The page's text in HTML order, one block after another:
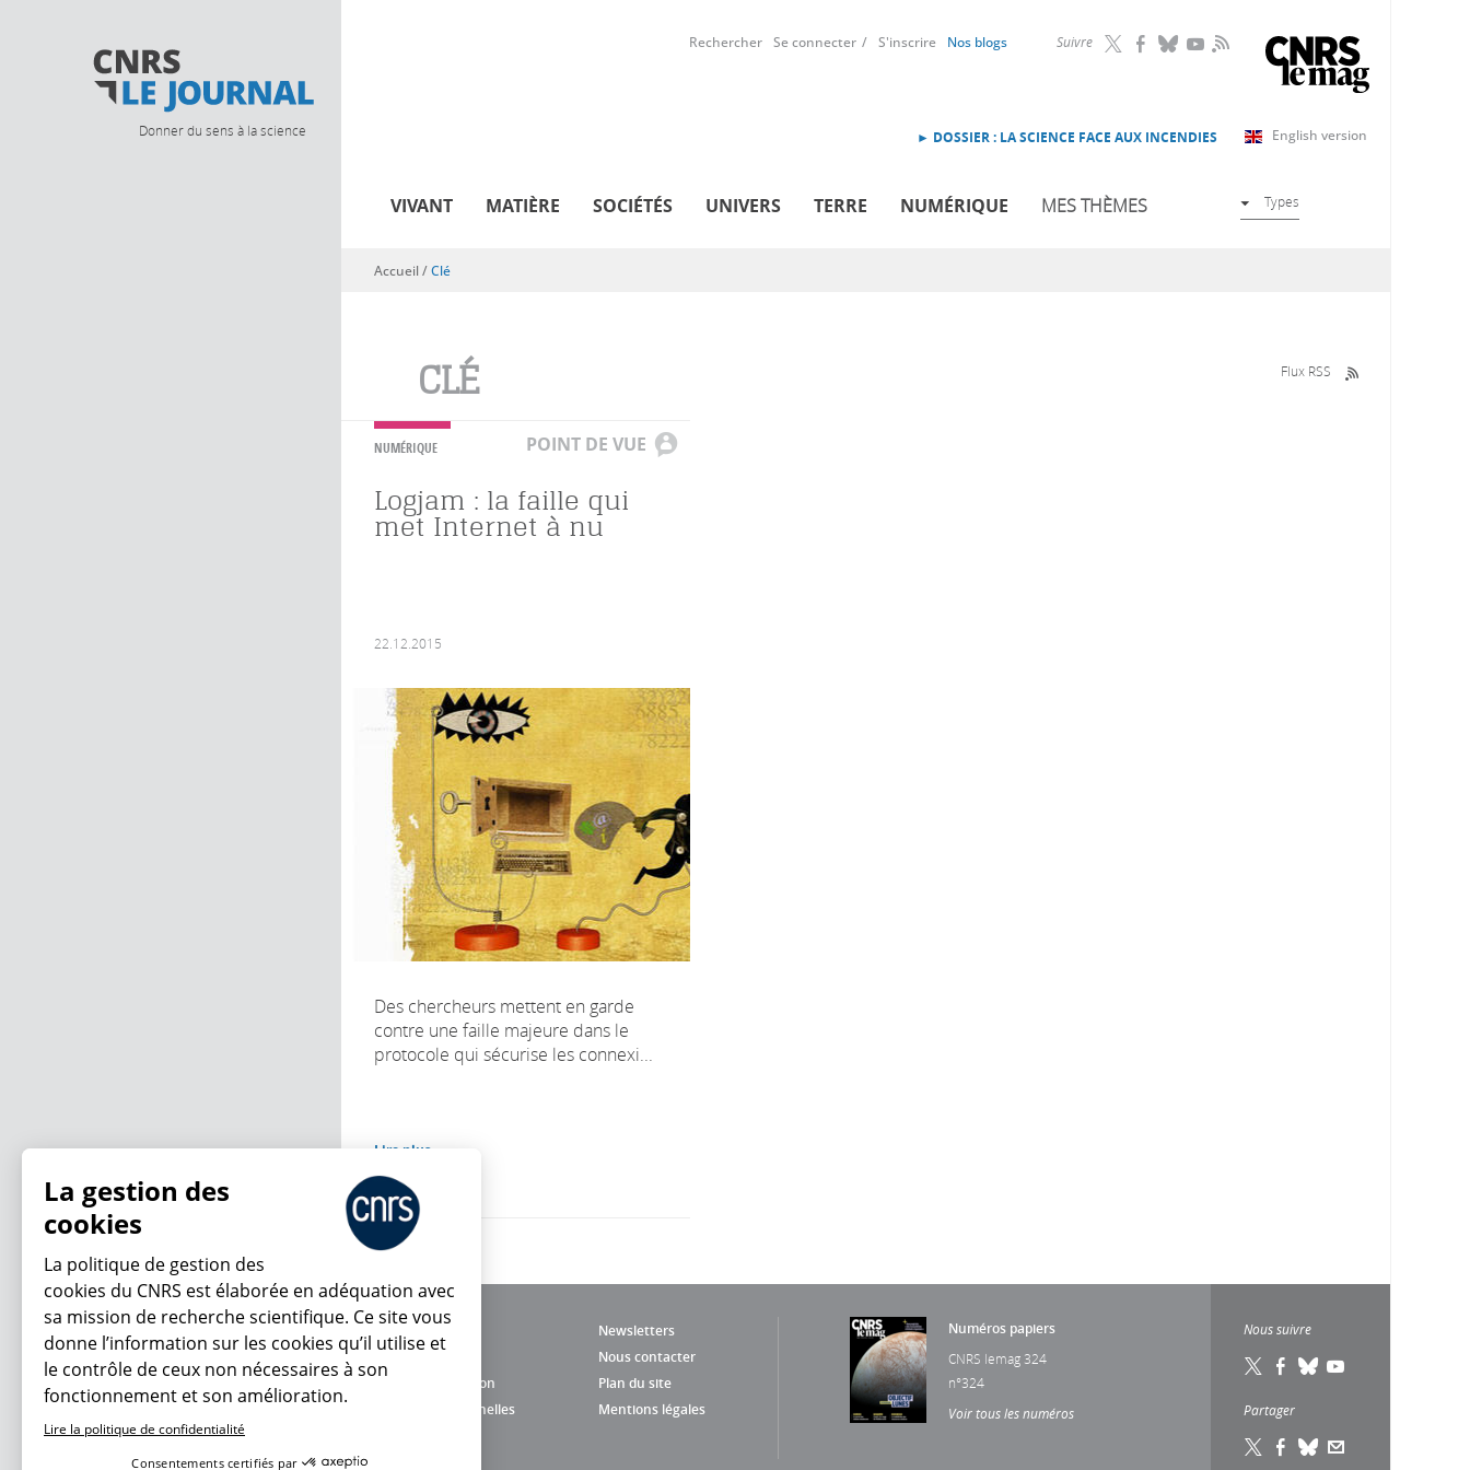
Donner du sens à la science
Suivre RSS
Rechercher Se connecter S'inscrire Nos blogs
English version
► DOSSIER : LA SCIENCE FACE AUX INCENDIES
VIVANT MATIÈRE SOCIÉTÉS UNIVERS TERRE NUMÉRIQUE MES THÈMES Types
Vous êtes ici
Accueil/Clé
CLÉ Flux RSS
NUMÉRIQUE POINT DE VUE
Logjam : la faille qui
met Internet à nu
22.12.2015
Des chercheurs mettent en garde
contre une faille majeure dans le
protocole qui sécurise les connexi...
Lire plus
Newsletters
Nous contacter
Charte d'utilisation
Plan du site
Données personnelles
Mentions légales
Numéros papiers
CNRS lemag 324
n°324
Voir tous les numéros
Nous suivre
Partager
En ce moment
La gestion des
cookies
La politique de gestion des
cookies du CNRS est élaborée en adéquation avec
sa mission de recherche scientifique. Ce site vous
donne l’information sur les cookies qu’il utilise et
le contrôle de ceux non nécessaires à son
fonctionnement et son amélioration.
Lire la politique de confidentialité
Consentements certifiés par